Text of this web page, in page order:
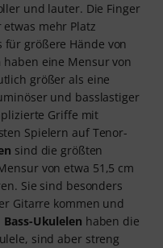
und lauter. Die Finger
mehr Platz
für größere Hände von
haben eine Mensur von
größer als eine
und basslastiger
Griffe mit
Spielern auf Tenor-
sind die größten
von etwa 51,5 cm
Sie sind besonders
Gitarre kommen und
Bass-Ukulelen haben die
sind aber streng